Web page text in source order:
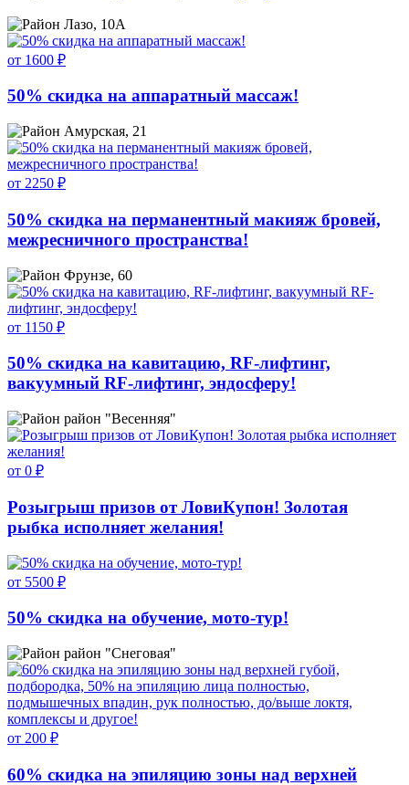
Лазо, 10А
от 1600 ₽
50% скидка на аппаратный массаж!
Амурская, 21
от 2250 ₽
50% скидка на перманентный макияж бровей,
межресничного пространства!
Фрунзе, 60
от 1150 ₽
50% скидка на кавитацию, RF-лифтинг,
вакуумный RF-лифтинг, эндосферу!
район "Весенняя"
от 0 ₽
Розыгрыш призов от ЛовиКупон! Золотая
рыбка исполняет желания!
от 5500 ₽
50% скидка на обучение, мото-тур!
район "Снеговая"
от 200 ₽
60% скидка на эпиляцию зоны над верхней